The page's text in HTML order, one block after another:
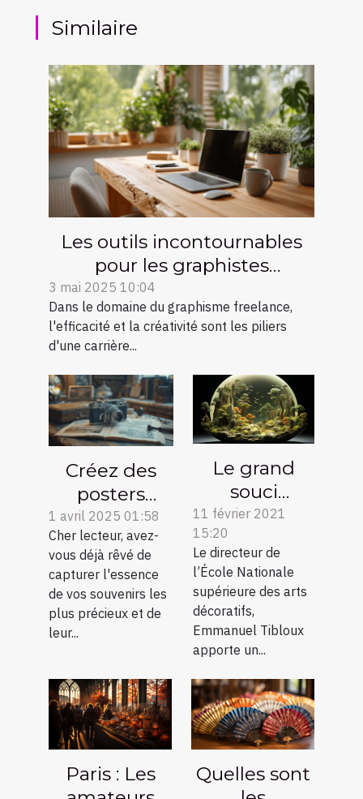
Similaire
Les outils incontournables
pour les graphistes
freelances optimiser son
workflow et sa créativité
3 mai 2025 10:04
Dans le domaine du graphisme freelance,
l'efficacité et la créativité sont les piliers
d'une carrière...
Créez des
posters
personnalisés
pour
immortaliser
vos
moments
1 avril 2025 01:58
Cher lecteur, avez-
vous déjà rêvé de
capturer l'essence
de vos souvenirs les
plus précieux et de
leur...
Le grand
souci
écologique
de notre
époque en
réalisation
par les
artistes et
les designers
11 février 2021
15:20
Le directeur de
l’École Nationale
supérieure des arts
décoratifs,
Emmanuel Tibloux
apporte un...
Paris : Les
Quelles sont